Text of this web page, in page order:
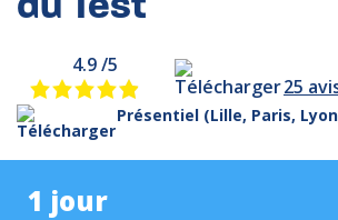
4.9 /5
25
Présentiel (Lille, Paris,
1 jour